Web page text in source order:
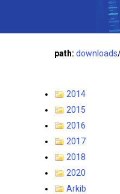
path: downloads
2014
2015
2016
2017
2018
2020
Arkib